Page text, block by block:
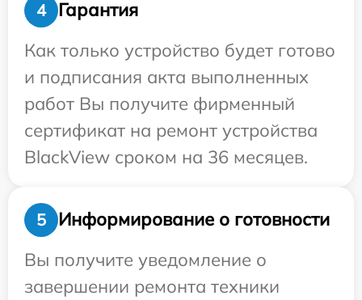
4
Гарантия
Как только устройство будет готово
и подписания акта выполненных
работ Вы получите фирменный
сертификат на ремонт устройства
BlackView сроком на 36 месяцев.
5
Информирование о готовности
Вы получите уведомление о
завершении ремонта техники